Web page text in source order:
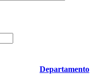
Departamento